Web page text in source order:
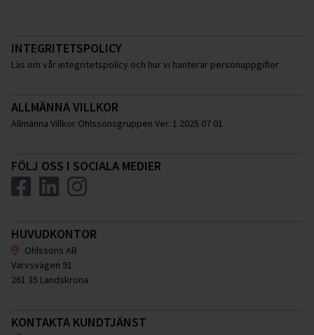
INTEGRITETSPOLICY
Läs om vår integritetspolicy och hur vi hanterar personuppgifter
ALLMÄNNA VILLKOR
Allmänna Villkor Ohlssonsgruppen Ver. 1 2025 07 01
FÖLJ OSS I SOCIALA MEDIER
HUVUDKONTOR
Ohlssons AB
Varvsvägen 91
261 35 Landskrona
KONTAKTA KUNDTJÄNST